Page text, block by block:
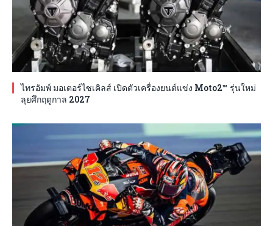
ไทรอัมพ์ มอเตอร์ไซเคิลส์ เปิดตัวเครื่องยนต์แข่ง Moto2™ รุ่นใหม่
ลุยศึกฤดูกาล 2027